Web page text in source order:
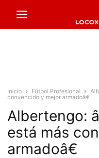
Inicio Fútbol Profesional
convencido y mejor armadoâ€
Albertengo:
está más
armadoâ€